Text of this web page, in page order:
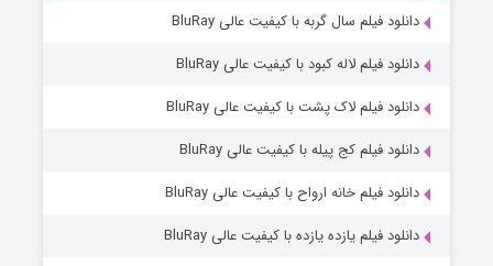
قسمت۷ (زیرنویس) منتشر شد دانلود فیلم سال گربه با کیفیت عالی BluRay
دانلود فیلم لاله کبود با کیفیت عالی BluRay
دانلود فیلم لاک پشت با کیفیت عالی BluRay
دانلود فیلم کج‌ پیله با کیفیت عالی BluRay
دانلود فیلم خانه ارواح با کیفیت عالی BluRay
دانلود فیلم یازده یازده با کیفیت عالی BluRay